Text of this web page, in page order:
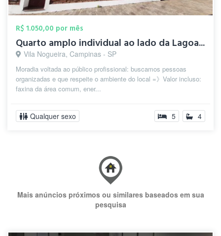
R$ 1.050,00 por mês
Quarto amplo individual ao lado da Lagoa...
Vila Nogueira, Campinas - SP
Moradia voltada ao público profissional: buscamos pessoas
organizadas e que respeite o ambiente do local =》Valor incluso:
faxina da área comum, ener...
Qualquer sexo 5 4
Mais anúncios próximos ou similares baseados em sua
pesquisa